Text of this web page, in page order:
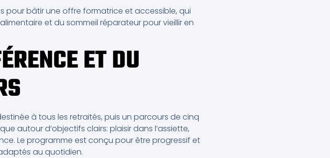
pour bâtir une offre formatrice et accessible, qui
et du sommeil réparateur pour vieillir en
ET DU
à tous les retraités, puis un parcours de cinq
autour d’objectifs clairs: plaisir dans l’assiette,
Le programme est conçu pour être progressif et
au quotidien.